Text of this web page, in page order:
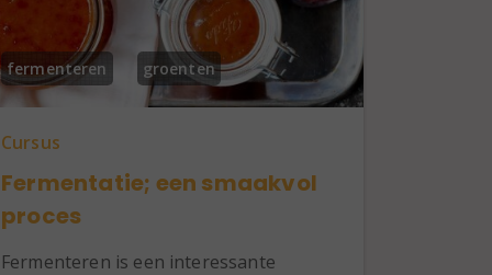
fermenteren groenten
Cursus
Fermentatie; een smaakvol
proces
Fermenteren is een interessante